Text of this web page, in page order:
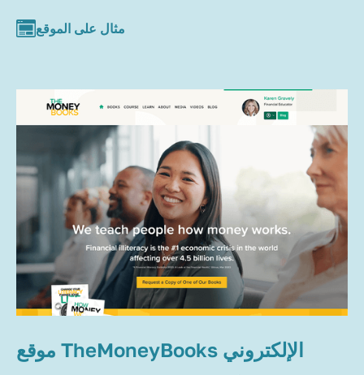
مثال على الموقع
موقع TheMoneyBooks الإلكتروني